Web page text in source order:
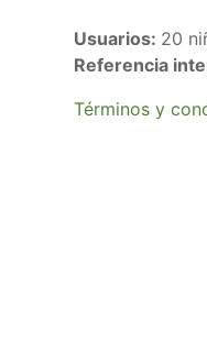
Usuarios: 20
Referencia
Términos y